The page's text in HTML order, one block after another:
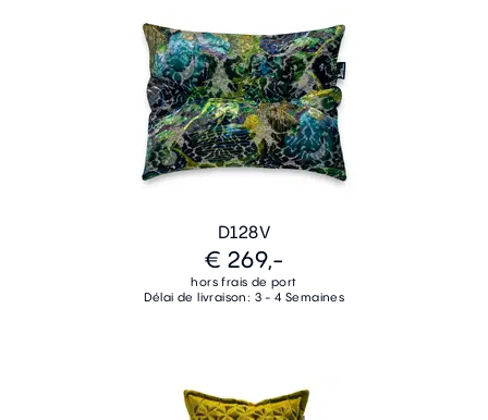
D128V
€ 269,-
hors frais de port
Délai de livraison: 3 - 4 Semaines